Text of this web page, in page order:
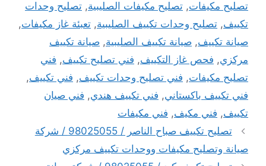
تصليح مكيفات, تصليح مكيفات الصليبية, تصليح وحدات
تكييف, تصليح وحدات تكييف الصليبية, تعبئة غاز مكيفات,
صيانة تكييف, صيانة تكييف الصليبية, صيانة تكييف
مركزي, فحص غاز التكييف, فني تصليح تكييف, فني
تصليح مكيفات, فني تصليح وحدات تكييف, فني تكييف,
فني تكييف باكستاني, فني تكييف هندي, فني صيان
تكييف, فني مكيف, فني مكيفات
تصليح تكييف صباح الناصر / 98025055 / شركة
صيانة وتصليح مكيفات ووحدات تكييف مركزي